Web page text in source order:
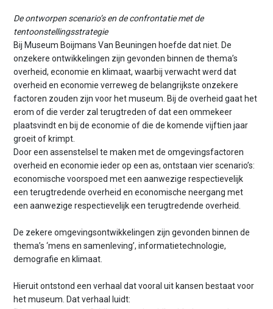
De ontworpen scenario’s en de confrontatie met de
tentoonstellingsstrategie
Bij Museum Boijmans Van Beuningen hoefde dat niet. De
onzekere ontwikkelingen zijn gevonden binnen de thema’s
overheid, economie en klimaat, waarbij verwacht werd dat
overheid en economie verreweg de belangrijkste onzekere
factoren zouden zijn voor het museum. Bij de overheid gaat het
erom of die verder zal terugtreden of dat een ommekeer
plaatsvindt en bij de economie of die de komende vijftien jaar
groeit of krimpt.
Door een assenstelsel te maken met de omgevingsfactoren
overheid en economie ieder op een as, ontstaan vier scenario’s:
economische voorspoed met een aanwezige respectievelijk
een terugtredende overheid en economische neergang met
een aanwezige respectievelijk een terugtredende overheid.
De zekere omgevingsontwikkelingen zijn gevonden binnen de
thema’s ‘mens en samenleving’, informatietechnologie,
demografie en klimaat.
Hieruit ontstond een verhaal dat vooral uit kansen bestaat voor
het museum. Dat verhaal luidt: